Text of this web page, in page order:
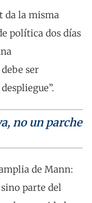
da la misma
política dos días
ser
no un parche
de Mann:
parte del